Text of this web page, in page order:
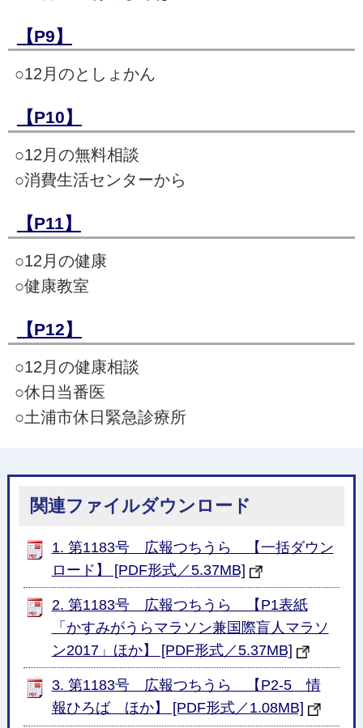
【P9】
○12月のとしょかん
【P10】
○12月の無料相談
○消費生活センターから
【P11】
○12月の健康
○健康教室
【P12】
○12月の健康相談
○休日当番医
○土浦市休日緊急診療所
関連ファイルダウンロード
1. 第1183号 広報つちうら 【一括ダウン
ロード】 [PDF形式／5.37MB]
2. 第1183号 広報つちうら 【P1表紙
「かすみがうらマラソン兼国際盲人マラソ
ン2017」ほか】 [PDF形式／5.37MB]
3. 第1183号 広報つちうら 【P2-5 情
報ひろば ほか】 [PDF形式／1.08MB]